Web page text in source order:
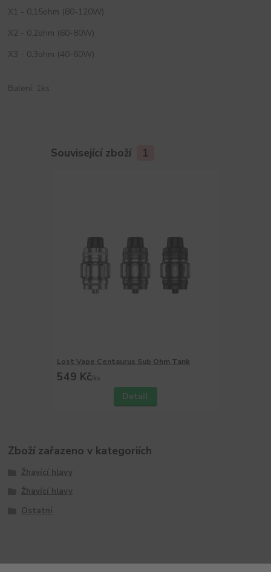
X1 - 0,15ohm (80-120W)
X2 - 0,2ohm (60-80W)
X3 - 0,3ohm (40-60W)
Balení: 1ks
Související zboží 1
Lost Vape Centaurus Sub Ohm Tank
549 Kč/ks
Detail
Zboží zařazeno v kategoriích
Žhavící hlavy
Žhavící hlavy
Ostatní